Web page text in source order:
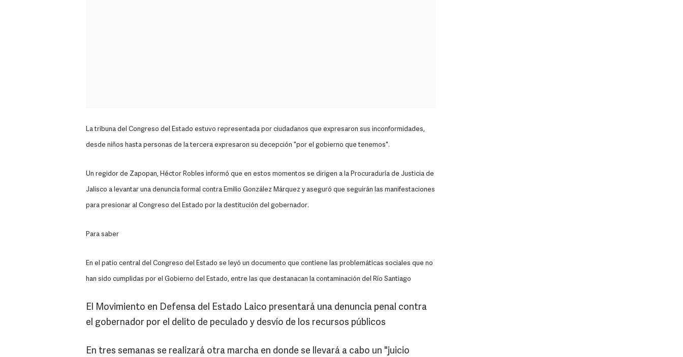
La tribuna del Congreso del Estado estuvo representada por ciudadanos que expresaron sus inconformidades,
desde niños hasta personas de la tercera expresaron su decepción "por el gobierno que tenemos".
Un regidor de Zapopan, Héctor Robles informó que en estos momentos se dirigen a la Procuraduría de Justicia de
Jalisco a levantar una denuncia formal contra Emilio González Márquez y aseguró que seguirán las manifestaciones
para presionar al Congreso del Estado por la destitución del gobernador.
Para saber
En el patio central del Congreso del Estado se leyó un documento que contiene las problemáticas sociales que no
han sido cumplidas por el Gobierno del Estado, entre las que destanacan la contaminación del Río Santiago
El Movimiento en Defensa del Estado Laico presentará una denuncia penal contra
el gobernador por el delito de peculado y desvío de los recursos públicos
En tres semanas se realizará otra marcha en donde se llevará a cabo un "juicio